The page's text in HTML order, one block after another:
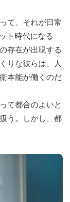
て、それが日常
ト時代になる
存在が出現する
りな彼らは、人
本能が働くのだ
て都合のよいと
う。しかし、都